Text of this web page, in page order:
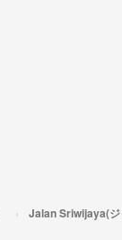
Jalan Sriwijaya(ジ